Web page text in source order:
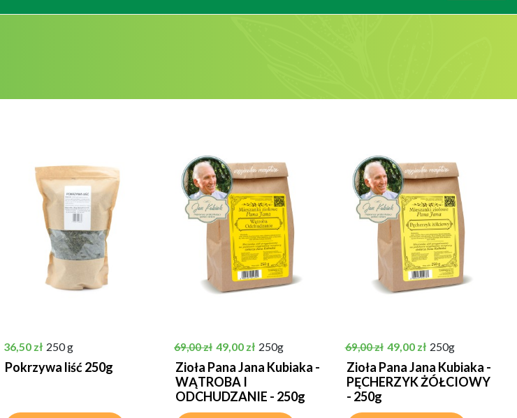
Cena
36,50 zł 250 g
Pokrzywa liść 250g
Cena podstawowa
69,00 zł Cena
49,00 zł 250g
Zioła Pana Jana Kubiaka -
WĄTROBA I
ODCHUDZANIE - 250g
Cena podstawowa
69,00 zł Cena
49,00 zł 250g
Zioła Pana Jana Kubiaka -
PĘCHERZYK ŻÓŁCIOWY
- 250g